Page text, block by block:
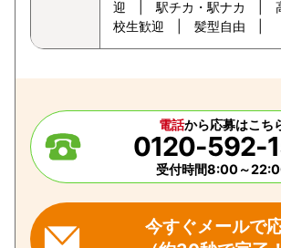
迎 | 駅チカ・駅ナカ |
校生歓迎 | 髪型自由 |
電話から応募はこち
0120-592-
受付時間8:00～
今すぐメールで